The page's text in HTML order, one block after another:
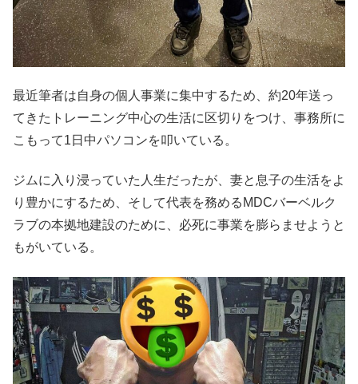
最近筆者は自身の個人事業に集中するため、約20年送っ
てきたトレーニング中心の生活に区切りをつけ、事務所に
こもって1日中パソコンを叩いている。
ジムに入り浸っていた人生だったが、妻と息子の生活をよ
り豊かにするため、そして代表を務めるMDCバーベルク
ラブの本拠地建設のために、必死に事業を膨らませようと
もがいている。